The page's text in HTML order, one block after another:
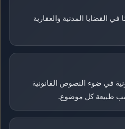
تتجاوز 29 عامًا في القضايا المدنية والعقارية
في ضوء النصوص القانونية
طبيعة كل موضوع.